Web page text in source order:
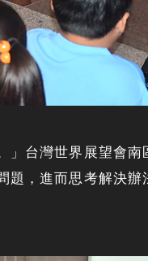
」台灣世界展望會
題，進而思考解決辦